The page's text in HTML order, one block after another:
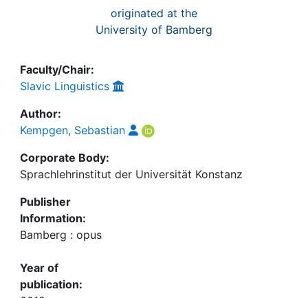
originated at the
University of Bamberg
Faculty/Chair:
Slavic Linguistics
Author:
Kempgen, Sebastian
Corporate Body:
Sprachlehrinstitut der Universität Konstanz
Publisher
Information:
Bamberg : opus
Year of
publication: